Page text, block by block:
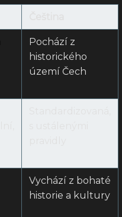
Pochází z
historického
území Čech
Vychází z bohaté
historie a kultury